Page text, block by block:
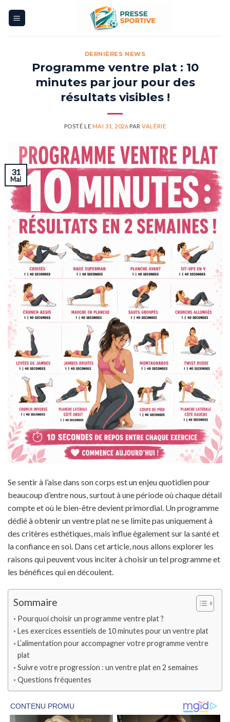
DERNIÈRES NEWS
Programme ventre plat : 10
minutes par jour pour des
résultats visibles !
POSTÉ LE MAI 31, 2026 PARVALÉRIE
31
Mai
Se sentir à l’aise dans son corps est un enjeu quotidien pour
beaucoup d’entre nous, surtout à une période où chaque détail
compte et où le bien-être devient primordial. Un programme
dédié à obtenir un ventre plat ne se limite pas uniquement à
des critères esthétiques, mais influe également sur la santé et
la confiance en soi. Dans cet article, nous allons explorer les
raisons qui peuvent vous inciter à choisir un tel programme et
les bénéfices qui en découlent.
Sommaire
Pourquoi choisir un programme ventre plat ?
Les exercices essentiels de 10 minutes pour un ventre plat
L’alimentation pour accompagner votre programme ventre
plat
Suivre votre progression : un ventre plat en 2 semaines
Questions fréquentes